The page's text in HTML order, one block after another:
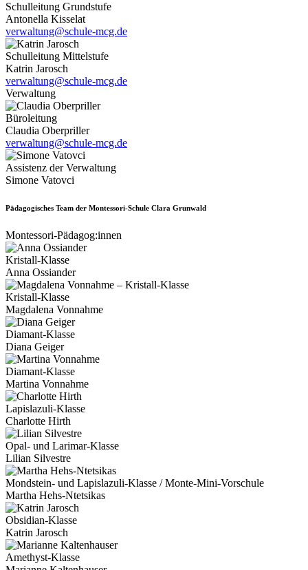
Schulleitung Grundstufe
Antonella Kisselat
verwaltung@schule-mcg.de
Schulleitung Mittelstufe
Katrin Jarosch
verwaltung@schule-mcg.de
Verwaltung
Büroleitung
Claudia Oberpriller
verwaltung@schule-mcg.de
Assistenz der Verwaltung
Simone Vatovci
Pädagogisches Team der Montessori-Schule Clara Grunwald
Montessori-Pädagog:innen
Kristall-Klasse
Anna Ossiander
Kristall-Klasse
Magdalena Vonnahme
Diamant-Klasse
Diana Geiger
Diamant-Klasse
Martina Vonnahme
Lapislazuli-Klasse
Charlotte Hirth
Opal- und Larimar-Klasse
Lilian Silvestre
Mondstein- und Lapislazuli-Klasse / Monte-Mini-Vorschule
Martha Hehs-Ntetsikas
Obsidian-Klasse
Katrin Jarosch
Amethyst-Klasse